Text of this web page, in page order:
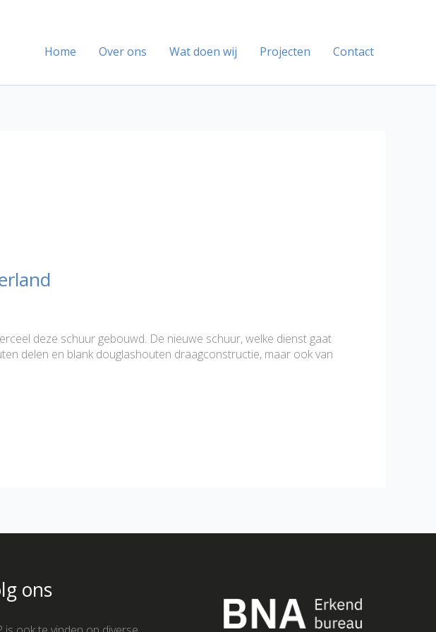
Home Over ons Wat doen wij Projecten Contact
deze schuur gebouwd. De nieuwe schuur, welke dienst gaat
delen en blank douglashouten draagconstructie, maar ook van
ons